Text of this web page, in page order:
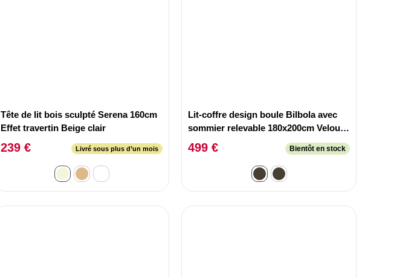
Tête de lit bois sculpté Serena 160cm
Effet travertin Beige clair
239 € Livré sous plus d’un mois
Lit-coffre design boule Bilbola avec
sommier relevable 180x200cm Velours
Taupe
499 € Bientôt en stock